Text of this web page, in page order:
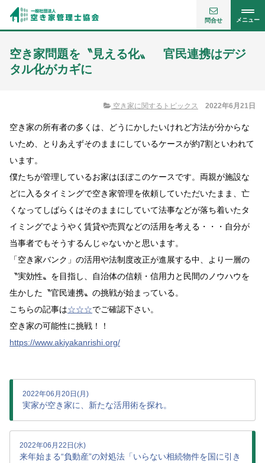
メニュー
問合せ
空き家問題を〝見える化〟 官民連携はデジ
タル化がカギに
空き家に関するトピックス 2022年6月21日
空き家の所有者の多くは、どうにかしたいけれど方法が分からな
いため、とりあえずそのままにしているケースが約7割といわれて
います。
僕たちが管理しているお家はほぼこのケースです。両親が施設な
どに入るタイミングで空き家管理を依頼していただいたまま、亡
くなってしばらくはそのままにしていて法事などが落ち着いたタ
イミングでようやく賃貸や売買などの活用を考える・・・自分が
当事者でもそうするんじゃないかと思います。
「空き家バンク」の活用や法制度改正が進展する中、より一層の
〝実効性〟を目指し、自治体の信頼・信用力と民間のノウハウを
生かした〝官民連携〟の挑戦が始まっている。
こちらの記事は☆☆☆でご確認下さい。
空き家の可能性に挑戦！！
https://www.akiyakanrishi.org/
2022年06月20日(月)
実家が空き家に、新たな活用術を探れ。
2022年06月22日(水)
来年始まる“負動産”の対処法「いらない相続物件を国に引き